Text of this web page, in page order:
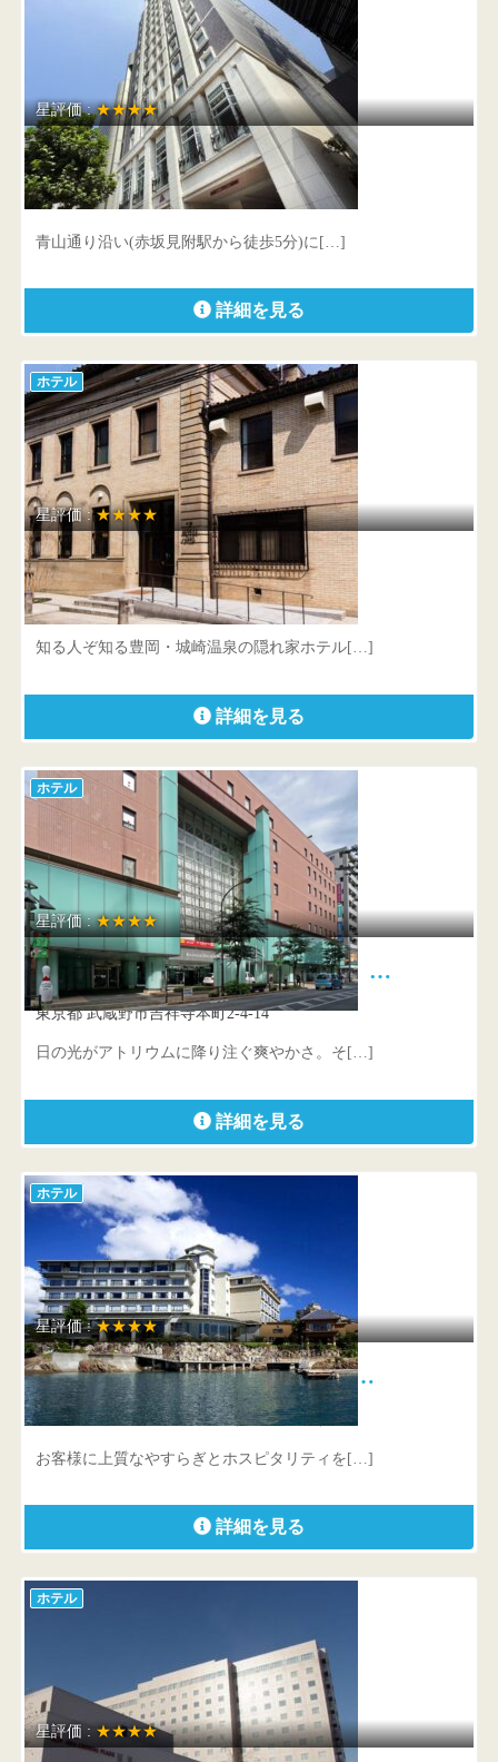
星評価 :★★★★
ホテルモントレ赤坂
東京都 港区赤坂4-9-24
青山通り沿い(赤坂見附駅から徒歩5分)に[…]
詳細を見る
ホテル
星評価 :★★★★
オーベルジュ豊岡1925
兵庫県 豊岡市中央町11-22
知る人ぞ知る豊岡・城崎温泉の隠れ家ホテル[…]
詳細を見る
ホテル
星評価 :★★★★
吉祥寺第一ホテル 緑の下に、…
東京都 武蔵野市吉祥寺本町2-4-14
日の光がアトリウムに降り注ぐ爽やかさ。そ[…]
詳細を見る
ホテル
星評価 :★★★★
ホテルニューアワジ別亭 淡路夢…
兵庫県 洲本市小路谷1052-2（古茂江海岸）
お客様に上質なやすらぎとホスピタリティを[…]
詳細を見る
ホテル
星評価 : ★★★★